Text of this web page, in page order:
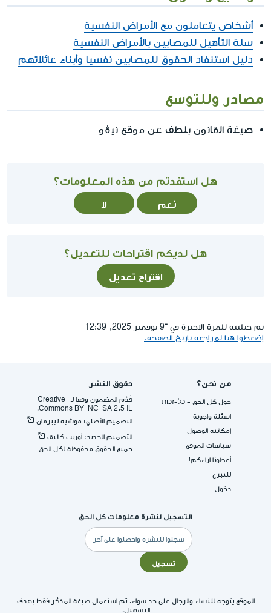
أشخاص يتعاملون مع الأمراض النفسية
سلة التأهيل للمصابين بالأمراض النفسية
دليل استنفاد الحقوق للمصابين نفسيا وأبناء عائلاتهم
مصادر وللتوسع
صيغة القانون بلطف عن موقع نيڤو
هل استفدتم من هذه المعلومات؟
نعم لا
هل لديكم اقتراحات للتعديل؟
اقتراح تعديل
تم حتلنته للمرة الاخيرة في ־9 نوفمبر 2025, 12:39
إضغطوا هنا لمراجعة تاريخ الصفحة.
من نحن؟
حول كل الحق - כל-זכות
اسئلة واجوبة
إمكانية الوصول
سياسات الموقع
أعطونا آراءكم!
للتبرع
دخول
حقوق النشر
قُدِّم المضمون وفقا لـ -Creative
Commons BY-NC-SA 2.5 IL.
التصميم الأصلي: موشيه ليبرمان
التصميم الجديد: أوريت كاليڤ
جميع الحقوق محفوظة لكل الحق
التسجيل لنشرة معلومات كل الحق
البريد
الإلكتروني
تسجيل
الموقع يتوجه للنساء والرجال على حد سواء. تم استعمال صيغة المذكّر فقط بهدف
التسهيل.